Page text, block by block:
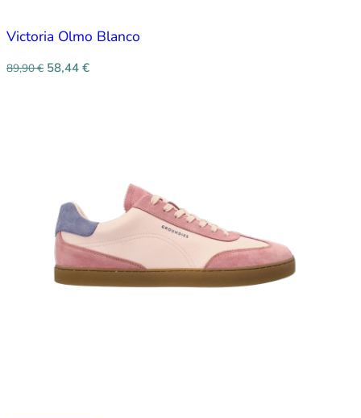
Victoria Olmo Blanco
89,90€ 58,44 €